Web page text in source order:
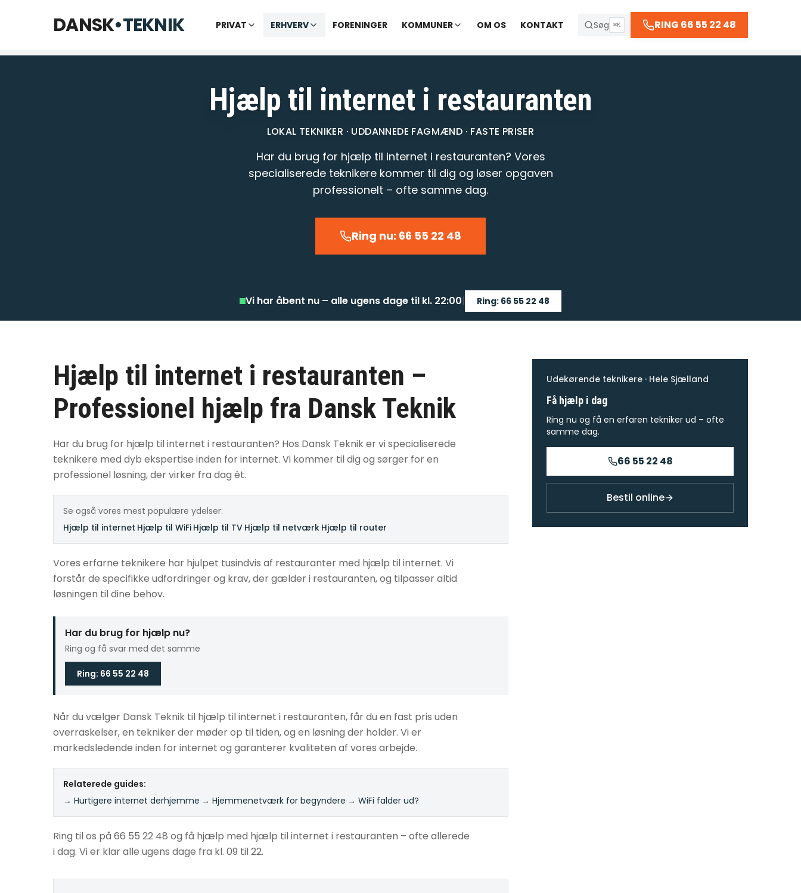
DANSK•TEKNIK PRIVAT ERHVERV FORENINGER KOMMUNER OM OS KONTAKT Søg ⌘K RING 66 55 22 48
Telefon til kl. 22 · Chat til 23:30 66 55 22 48
Hjælp til internet i restauranten
LOKAL TEKNIKER · UDDANNEDE FAGMÆND · FASTE PRISER
Har du brug for hjælp til internet i restauranten? Vores
specialiserede teknikere kommer til dig og løser opgaven
professionelt – ofte samme dag.
Ring nu: 66 55 22 48
Vi har åbent nu – alle ugens dage til kl. 22:00| Ring: 66 55 22 48
Hjælp til internet i restauranten –
Professionel hjælp fra Dansk Teknik
Har du brug for hjælp til internet i restauranten? Hos Dansk Teknik er vi specialiserede
teknikere med dyb ekspertise inden for internet. Vi kommer til dig og sørger for en
professionel løsning, der virker fra dag ét.
Se også vores mest populære ydelser:
Hjælp til internet Hjælp til WiFi Hjælp til TV Hjælp til netværk Hjælp til router
Vores erfarne teknikere har hjulpet tusindvis af restauranter med hjælp til internet. Vi
forstår de specifikke udfordringer og krav, der gælder i restauranten, og tilpasser altid
løsningen til dine behov.
Har du brug for hjælp nu?
Ring og få svar med det samme
Ring: 66 55 22 48
Når du vælger Dansk Teknik til hjælp til internet i restauranten, får du en fast pris uden
overraskelser, en tekniker der møder op til tiden, og en løsning der holder. Vi er
markedsledende inden for internet og garanterer kvaliteten af vores arbejde.
Relaterede guides:
→ Hurtigere internet derhjemme → Hjemmenetværk for begyndere → WiFi falder ud?
Ring til os på 66 55 22 48 og få hjælp med hjælp til internet i restauranten – ofte allerede
i dag. Vi er klar alle ugens dage fra kl. 09 til 22.
Udekørende teknikere · Hele Sjælland
Få hjælp i dag
Ring nu og få en erfaren tekniker ud – ofte
samme dag.
66 55 22 48
Bestil online